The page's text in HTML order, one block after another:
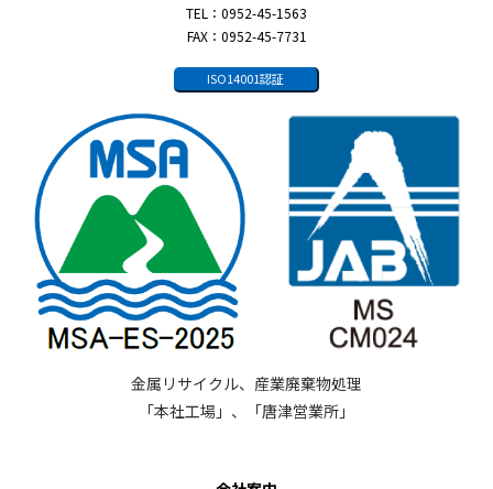
TEL：0952-45-1563
FAX：0952-45-7731
ISO14001認証
金属リサイクル、産業廃棄物処理
「本社工場」、「唐津営業所」